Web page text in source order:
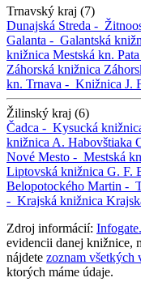
Trnavský kraj (7)
Dunajská Streda -
Galanta - Galantská
knižnica Mestská kn.
Záhorská knižnica
kn. Trnava - Knižnica J.
Žilinský kraj (6)
Čadca - Kysucká
knižnica A. Habovštiaka
Nové Mesto - Mestská
Liptovská knižnica G. F.
Belopotockého Martin -
- Krajská knižnica
Zdroj informácií:
evidencii danej knižnice,
nájdete zoznam všetkých
ktorých máme údaje.